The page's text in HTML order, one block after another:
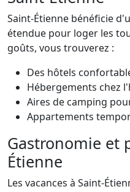
Saint-Étienne bénéficie
étendue pour loger les
goûts, vous trouverez :
Des hôtels
Hébergements chez
Aires de camping
Appartements
Gastronomie et
Étienne
Les vacances à Saint-